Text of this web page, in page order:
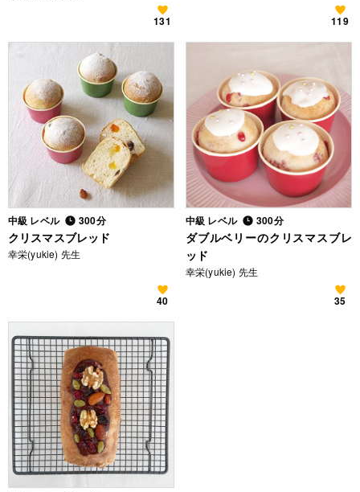
131 119
中級 レベル 300分
クリスマスブレッド
幸栄(yukie) 先生
40
中級 レベル 300分
ダブルベリーのクリスマスブレ
ッド
幸栄(yukie) 先生
35